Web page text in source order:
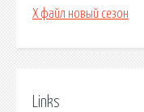
Х файл новый сезон
Links